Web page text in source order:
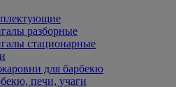
разборные
стационарные
для барбекю
печи, учаги